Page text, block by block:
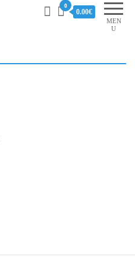
MEN
U
0
0.00€